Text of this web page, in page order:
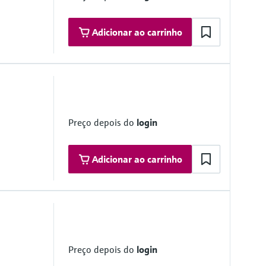
Adicionar ao carrinho
Preço depois do login
Adicionar ao carrinho
as a Service)
Preço depois do login